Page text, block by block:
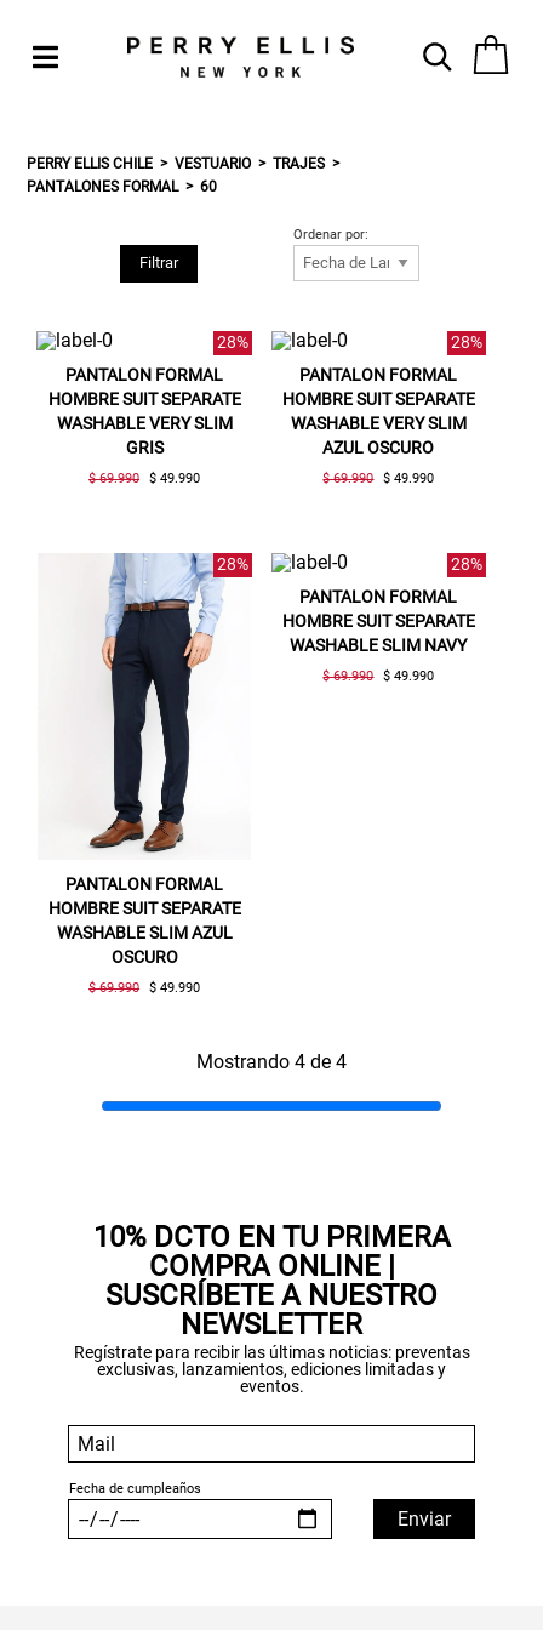
PERRY ELLIS CHILE VESTUARIO
TRAJES
PANTALONES FORMAL
60
Filtrar
Ordenar por:
28%
PANTALON FORMAL
HOMBRE SUIT SEPARATE
WASHABLE VERY SLIM
GRIS
$ 69.990 $ 49.990
28%
PANTALON FORMAL
HOMBRE SUIT SEPARATE
WASHABLE VERY SLIM
AZUL OSCURO
$ 69.990 $ 49.990
28%
PANTALON FORMAL
HOMBRE SUIT SEPARATE
WASHABLE SLIM AZUL
OSCURO
$ 69.990 $ 49.990
28%
PANTALON FORMAL
HOMBRE SUIT SEPARATE
WASHABLE SLIM NAVY
$ 69.990 $ 49.990
Mostrando 4 de 4
10% DCTO EN TU PRIMERA
COMPRA ONLINE |
SUSCRÍBETE A NUESTRO
NEWSLETTER
Regístrate para recibir las últimas noticias: preventas
exclusivas, lanzamientos, ediciones limitadas y
eventos.
Gracias por inscribirte!
Aquí esta tu cupón, usalo en tu siguiente
SUSPE01